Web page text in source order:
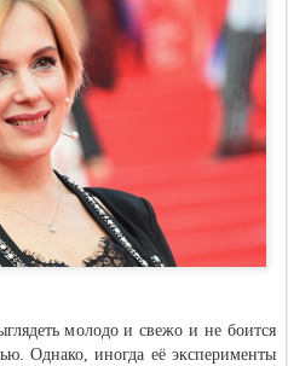
молодо и свежо и не боится
Однако, иногда её эксперименты